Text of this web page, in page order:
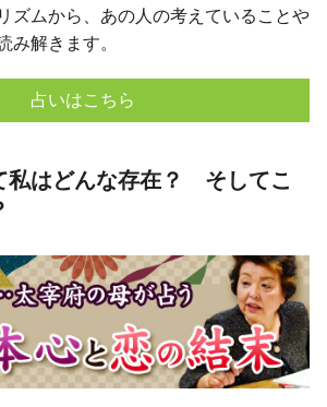
ズムから、あの人の考えていることや
み解きます。
占いはこちら
私はどんな存在？ そしてこ